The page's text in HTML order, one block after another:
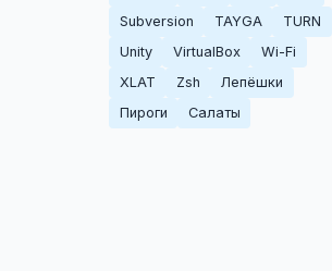
Subversion
TAYGA
TURN
Unity
VirtualBox
Wi-Fi
XLAT
Zsh
Лепёшки
Пироги
Салаты